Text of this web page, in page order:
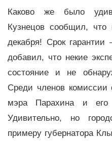
Каково же было
Кузнецов сообщил,
декабря! Срок
добавил, что некие
состояние и не
Среди членов комиссии
мэра Парахина и его
Удивительно, но
примеру губернатора